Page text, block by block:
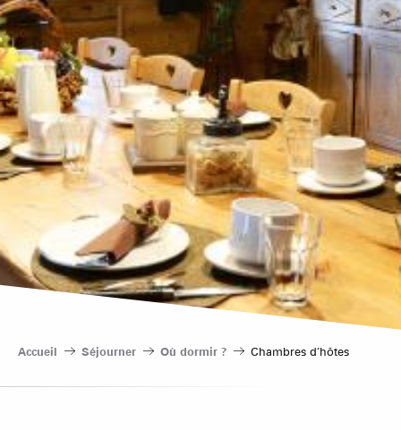
Accueil Séjourner Où dormir ? Chambres d’hôtes